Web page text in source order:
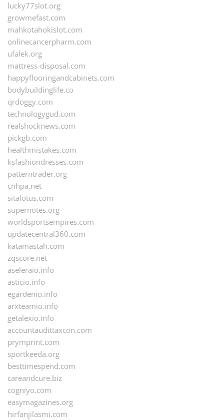
lucky77slot.org
growmefast.com
mahkotahokislot.com
onlinecancerpharm.com
ufalek.org
mattress-disposal.com
happyflooringandcabinets.com
bodybuildinglife.co
qrdoggy.com
technologygud.com
realshocknews.com
pickgb.com
healthmistakes.com
ksfashiondresses.com
patterntrader.org
cnhpa.net
sitalotus.com
supernotes.org
worldsportsempires.com
updatecentral360.com
katamastah.com
zqscore.net
aseleraio.info
asticio.info
egardenio.info
arxteamio.info
getalexio.info
accountaudittaxcon.com
prymprint.com
sportkeeda.org
besttimespend.com
careandcure.biz
cogniyo.com
easymagazines.org
hirfanjilasmi.com